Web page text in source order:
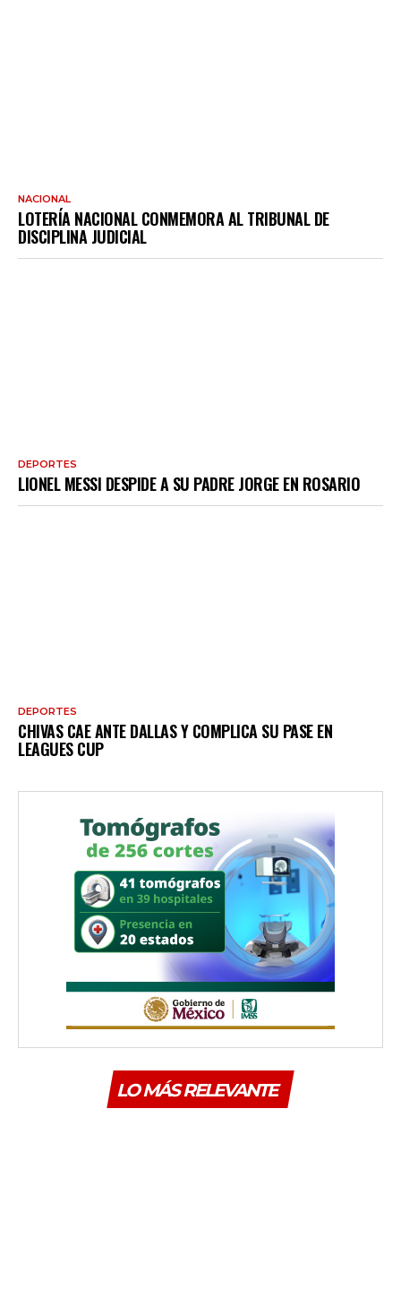
NACIONAL
LOTERÍA NACIONAL CONMEMORA AL TRIBUNAL DE
DISCIPLINA JUDICIAL
DEPORTES
LIONEL MESSI DESPIDE A SU PADRE JORGE EN ROSARIO
DEPORTES
CHIVAS CAE ANTE DALLAS Y COMPLICA SU PASE EN
LEAGUES CUP
LO MÁS RELEVANTE